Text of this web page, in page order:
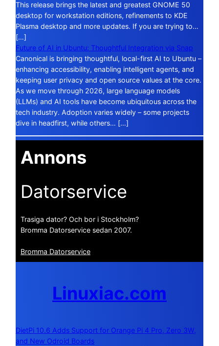
This release brings the latest and greatest GNOME 50
desktop for workstation editions, refinements to KDE
Plasma desktop and more updates. If you are trying to…
[…]
Future of AI in Ubuntu: Thoughtful Integration via Snap
Canonical is bringing thoughtful, local-first AI to Ubuntu –
enhancing accessibility, enabling intelligent agents, and
keeping user privacy and open source values at the core.
As we move through 2026, large language models
(LLMs) and AI tools have become ubiquitous across the
tech industry. Adoption varies widely – some projects
dive in headfirst, while others… […]
Annons
Datorservice
Trasiga dator? Och bor i Stockholm?
Bromma Datorservice sedan 2007.
Bromma Datorservice
Linuxiac.com
DietPi 10.6 Adds Support for Orange Pi 4 Pro, Zero 3W,
and New Odroid Boards